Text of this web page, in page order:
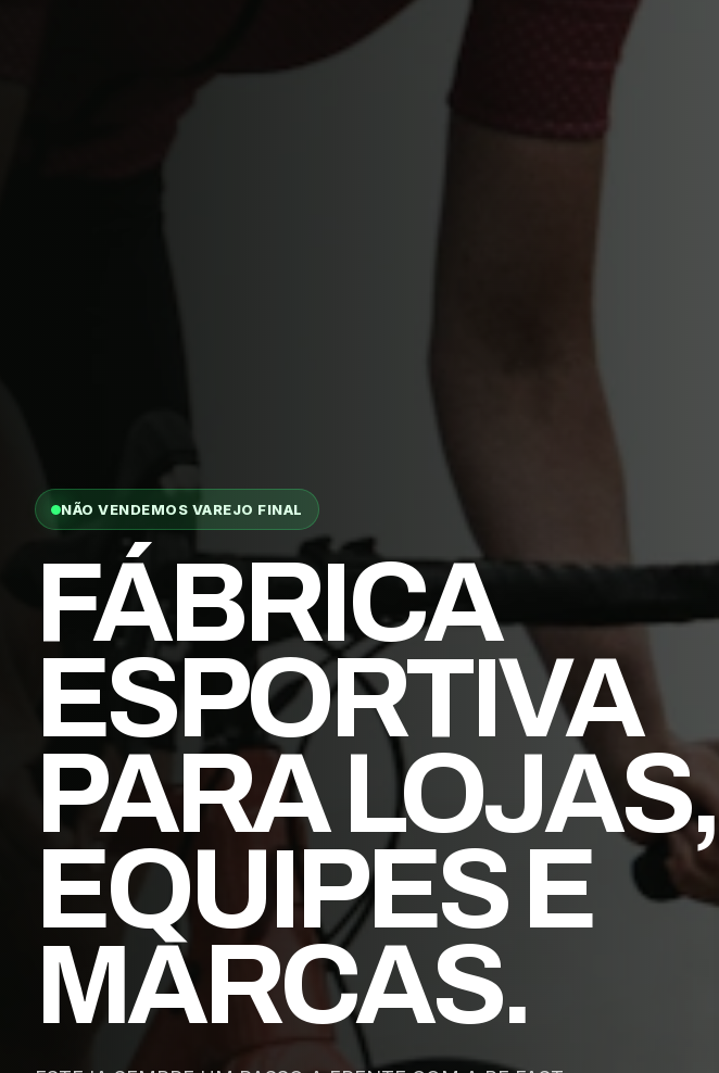
NÃO VENDEMOS VAREJO FINAL
FÁBRICA
ESPORTIVA
PARA LOJAS,
EQUIPES E
MARCAS.